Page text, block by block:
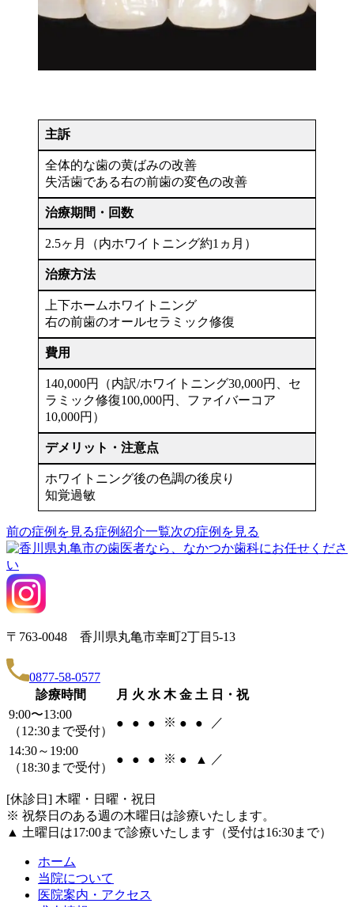
主訴
全体的な歯の黄ばみの改善
失活歯である右の前歯の変色の改善
治療期間・回数
2.5ヶ月（内ホワイトニング約1ヵ月）
治療方法
上下ホームホワイトニング
右の前歯のオールセラミック修復
費用
140,000円（内訳/ホワイトニング30,000円、セ
ラミック修復100,000円、ファイバーコア
10,000円）
デメリット・注意点
ホワイトニング後の色調の後戻り
知覚過敏
前の症例を見る症例紹介一覧次の症例を見る
〒763-0048 香川県丸亀市幸町2丁目5-13
0877-58-0577
診療時間
月 火 水 木 金 土 日・祝
9:00〜13:00
（12:30まで受付）
● ● ● ※ ● ● ／
14:30～19:00
（18:30まで受付）
● ● ● ※ ● ▲ ／
[休診日] 木曜・日曜・祝日
※ 祝祭日のある週の木曜日は診療いたします。
▲ 土曜日は17:00まで診療いたします（受付は16:30まで）
ホーム
当院について
医院案内・アクセス